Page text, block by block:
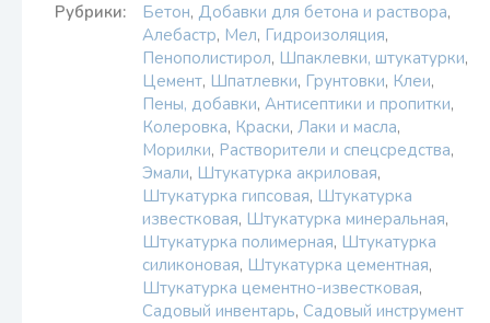
Рубрики: Бетон, Добавки для бетона и раствора,
Алебастр, Мел, Гидроизоляция,
Пенополистирол, Шпаклевки, штукатурки,
Цемент, Шпатлевки, Грунтовки, Клеи,
Пены, добавки, Антисептики и пропитки,
Колеровка, Краски, Лаки и масла,
Морилки, Растворители и спецсредства,
Эмали, Штукатурка акриловая,
Штукатурка гипсовая, Штукатурка
известковая, Штукатурка минеральная,
Штукатурка полимерная, Штукатурка
силиконовая, Штукатурка цементная,
Штукатурка цементно-известковая,
Садовый инвентарь, Садовый инструмент